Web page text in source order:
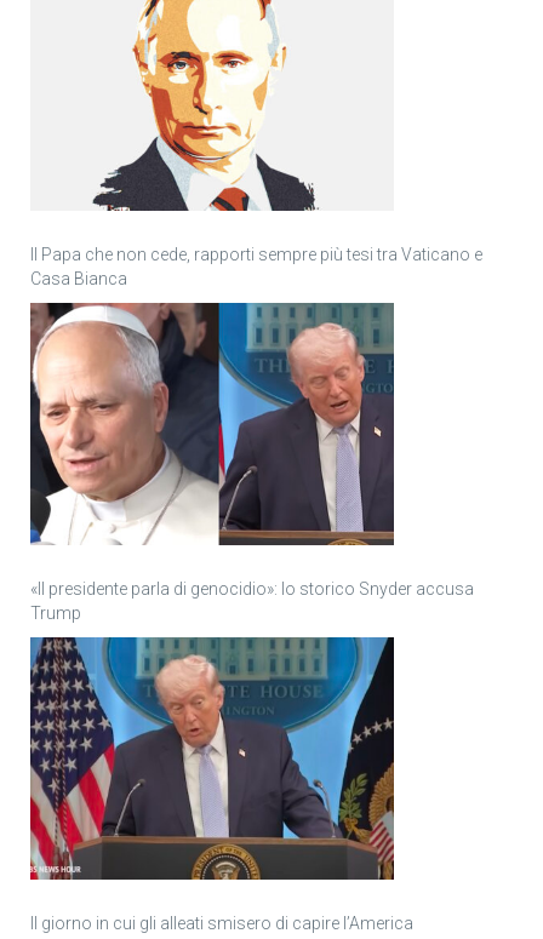
Il Papa che non cede, rapporti sempre più tesi tra Vaticano e
Casa Bianca
«Il presidente parla di genocidio»: lo storico Snyder accusa
Trump
Il giorno in cui gli alleati smisero di capire l’America